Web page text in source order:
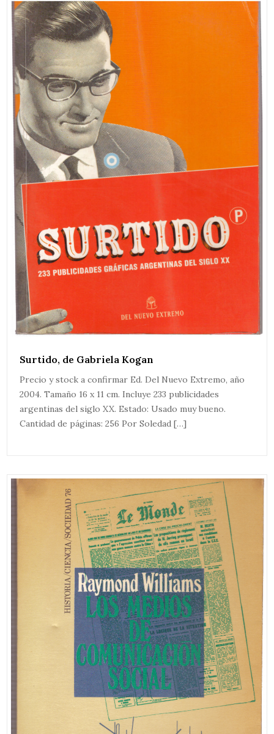
Surtido, de Gabriela Kogan
Precio y stock a confirmar Ed. Del Nuevo Extremo, año
2004. Tamaño 16 x 11 cm. Incluye 233 publicidades
argentinas del siglo XX. Estado: Usado muy bueno.
Cantidad de páginas: 256 Por Soledad […]